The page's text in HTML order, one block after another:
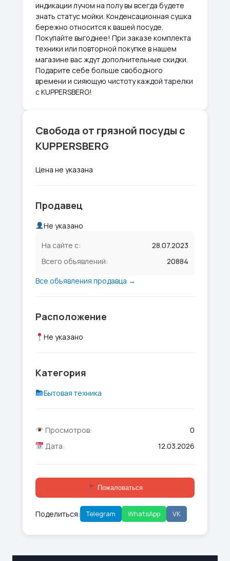
индикации лучом на полу вы всегда будете
знать статус мойки. Конденсационная сушка
бережно относится к вашей посуде.
Покупайте выгоднее! При заказе комплекта
техники или повторной покупке в нашем
магазине вас ждут дополнительные скидки.
Подарите себе больше свободного
времени и сияющую чистоту каждой тарелки
с KUPPERSBERG!
Свобода от грязной посуды с
KUPPERSBERG
Цена не указана
Продавец
Не указано
На сайте с:
28.07.2023
Всего объявлений:
20884
Все объявления продавца →
Расположение
Не указано
Категория
Бытовая техника
Просмотров:
0
Дата:
12.03.2026
Пожаловаться
Поделиться: Telegram WhatsApp VK